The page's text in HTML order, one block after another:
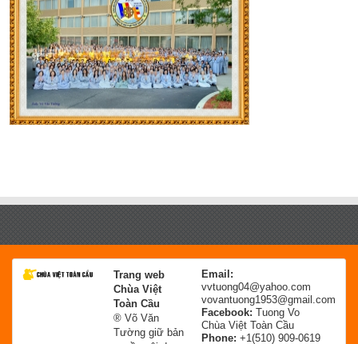
Trang web
Chùa Việt
Toàn Cầu
® Võ Văn
Tường giữ bản
Email:
vvtuong04@yahoo.com
vovantuong1953@gmail.com
Facebook: Tuong Vo
Chùa Việt Toàn Cầu
Phone: +1(510) 909-0619